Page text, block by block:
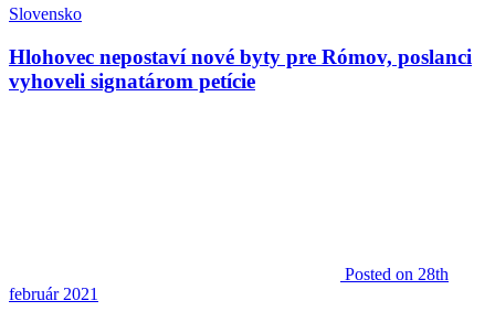
Slovensko
Hlohovec nepostaví nové byty pre Rómov, poslanci
vyhoveli signatárom petície
Posted on 28th
február 2021